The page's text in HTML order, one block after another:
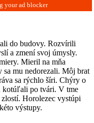
do budovy. Rozvírili
a zmení svoj úmysly.
Mieril na mňa
mu nedorezali. Môj brat
sa rýchlo šíri. Chýry o
kotúľali po tvári. V tme
Horolezec vystúpi
výstupy.